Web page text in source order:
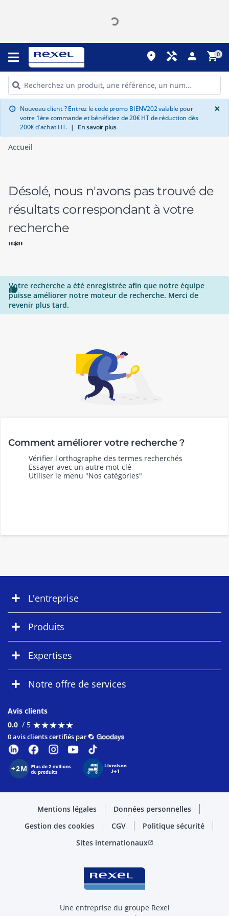
place handyman person shopping_cart0
info Nouveau client ? Entrez le code promo BIENV202 valable pour
votre 1ère commande et bénéficiez de 20€ HT de réduction dès
200€ d'achat HT. | En savoir plus
×
Accueil
Désolé, nous n'avons pas trouvé de
résultats correspondant à votre
recherche
"*"

Votre recherche a été enregistrée afin que notre équipe
puisse améliorer notre moteur de recherche. Merci de
revenir plus tard.
Comment améliorer votre recherche ?
Vérifier l'orthographe des termes recherchés
Essayer avec un autre mot-clé
Utiliser le menu "Nos catégories"
L'entreprise
Produits
Expertises
Notre offre de services
Avis clients
0.0 / 5 ★★★★★
★★★★★
0 avis clients certifiés par
Mentions légales
Données personnelles
Gestion des cookies
CGV
Politique sécurité
Sites internationauxopen_in_new
Une entreprise du groupe Rexel